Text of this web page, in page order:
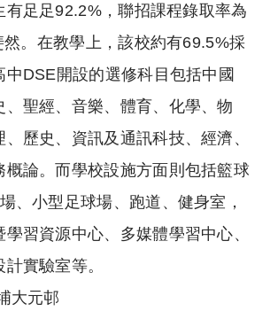
有足足92.2%，聯招課程錄取率為
。在教學上，該校約有69.5%採
中DSE開設的選修科目包括中國
、聖經、音樂、體育、化學、物
歷史、資訊及通訊科技、經濟、
概論。而學校設施方面則包括籃球
、小型足球場、跑道、健身室，
習資源中心、多媒體學習中心、
實驗室等。
大元邨